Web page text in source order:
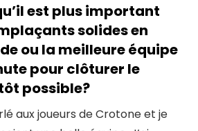
est plus important
solides en
ou la meilleure équipe
pour clôturer le
possible?
aux joueurs de Crotone et je